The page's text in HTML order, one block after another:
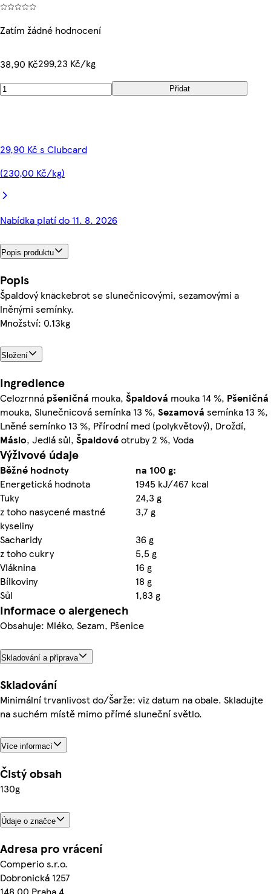
Zatím žádné hodnocení
38,90 Kč299,23 Kč/kg
Přidat
29,90 Kč s Clubcard
(230,00 Kč/kg)
Nabídka platí do 11. 8. 2026
Popis produktu
Popis
Špaldový knäckebrot se slunečnicovými, sezamovými a
lněnými semínky.
Množství: 0.13kg
Složení
Ingredience
Celozrnná pšeničná mouka, Špaldová mouka 14 %, Pšeničná
mouka, Slunečnicová semínka 13 %, Sezamová semínka 13 %,
Lněné semínko 13 %, Přírodní med (polykvětový), Droždí,
Máslo, Jedlá sůl, Špaldovéotruby 2 %, Voda
Výživové údaje
Běžné hodnoty
na 100 g:
Energetická hodnota
1945 kJ/467 kcal
Tuky
24,3 g
z toho nasycené mastné
kyseliny
3,7 g
Sacharidy
36 g
z toho cukry
5,5 g
Vláknina
16 g
Bílkoviny
18 g
Sůl
1,83 g
Informace o alergenech
Obsahuje: Mléko, Sezam, Pšenice
Skladování a příprava
Skladování
Minimální trvanlivost do/Šarže: viz datum na obale. Skladujte
na suchém místě mimo přímé sluneční světlo.
Více informací
Čistý obsah
130g
Údaje o značce
Adresa pro vrácení
Comperio s.r.o.
Dobronická 1257